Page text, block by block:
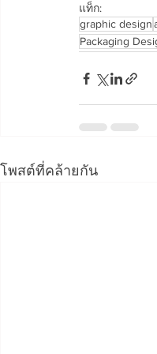
แท็ก:
graphic design
Packaging
โพสต์ที่คล้ายกัน